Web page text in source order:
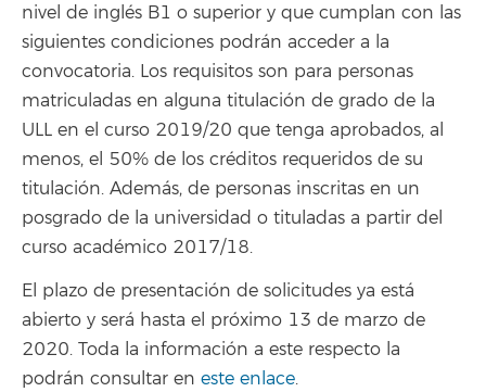
nivel de inglés B1 o superior y que cumplan con las
siguientes condiciones podrán acceder a la
convocatoria. Los requisitos son para personas
matriculadas en alguna titulación de grado de la
ULL en el curso 2019/20 que tenga aprobados, al
menos, el 50% de los créditos requeridos de su
titulación. Además, de personas inscritas en un
posgrado de la universidad o tituladas a partir del
curso académico 2017/18.
El plazo de presentación de solicitudes ya está
abierto y será hasta el próximo 13 de marzo de
2020. Toda la información a este respecto la
podrán consultar en este enlace.